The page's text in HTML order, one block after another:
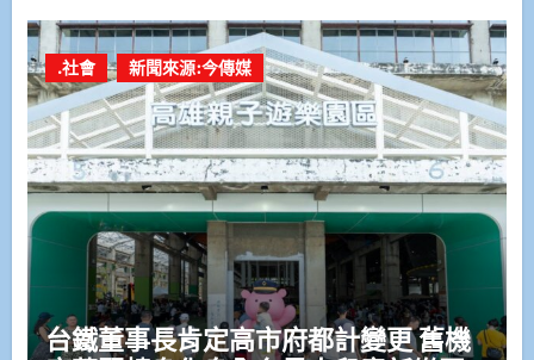
.社會 新聞來源:今傳媒
台鐵董事長肯定高市府都計變更 舊機